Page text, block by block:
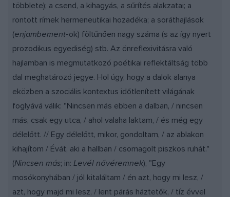
többlete); a csend, a kihagyás, a sűrítés alakzatai; a
rontott rímek hermeneutikai hozadéka; a soráthajlások
(enjambement-ok) föltűnően nagy száma (s az így nyert
prozodikus egyediség) stb. Az önreflexivitásra való
hajlamban is megmutatkozó poétikai reflektáltság több
dal meghatározó jegye. Hol úgy, hogy a dalok alanya
eközben a szociális kontextus időtlenített világának
foglyává válik: "Nincsen más ebben a dalban, / nincsen
más, csak egy utca, / ahol valaha laktam, / és még egy
délelőtt. // Egy délelőtt, mikor, gondoltam, / az ablakon
kihajítom / Évát, aki a hallban / csomagolt piszkos ruhát."
(Nincsen más; in: Levél nővéremnek), "Egy
mosókonyhában / jól kitaláltam / én azt, hogy mi lesz, /
azt, hogy majd mi lesz, / lent párás háztetők, / tíz évvel